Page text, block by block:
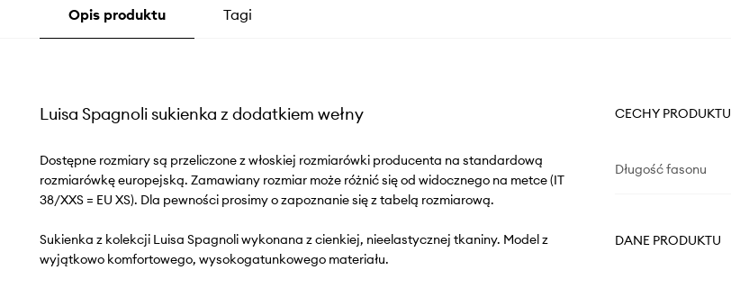
Opis produktu Tagi
Luisa Spagnoli sukienka z dodatkiem wełny
Dostępne rozmiary są przeliczone z włoskiej rozmiarówki producenta na standardową
rozmiarówkę europejską. Zamawiany rozmiar może różnić się od widocznego na metce (IT
38/XXS = EU XS). Dla pewności prosimy o zapoznanie się z tabelą rozmiarową.
Sukienka z kolekcji Luisa Spagnoli wykonana z cienkiej, nieelastycznej tkaniny. Model z
wyjątkowo komfortowego, wysokogatunkowego materiału.
CECHY PRODUKTU
Długość fasonu
DANE PRODUKTU